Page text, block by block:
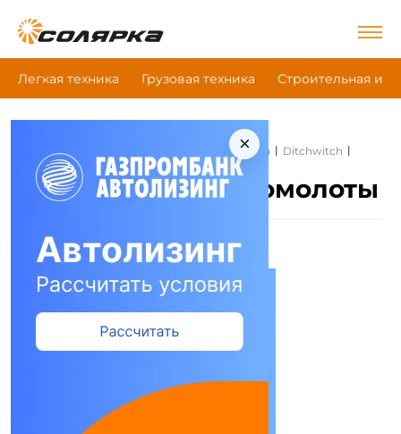
Легкая техника Грузовая техника Строительная и
×
Главная Строительная и дорожная техника | Ditchwitch |
Пневмомолоты
Ditchwitch Пневмомолоты